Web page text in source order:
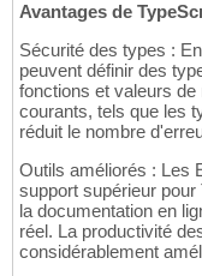
Avantages de
Sécurité des types :
peuvent définir des
fonctions et valeurs de
courants, tels que les
réduit le nombre
Outils améliorés : Les
support supérieur
la documentation en
réel. La productivité
considérablement